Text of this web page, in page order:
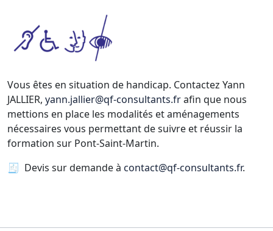
Vous êtes en situation de handicap. Contactez Yann
JALLIER, yann.jallier@qf-consultants.frafin que nous
mettions en place les modalités et aménagements
nécessaires vous permettant de suivre et réussir la
formation sur Pont-Saint-Martin.
🧾 Devis sur demande à contact@qf-consultants.fr.